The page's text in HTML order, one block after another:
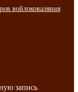
войлоковаляния
запись